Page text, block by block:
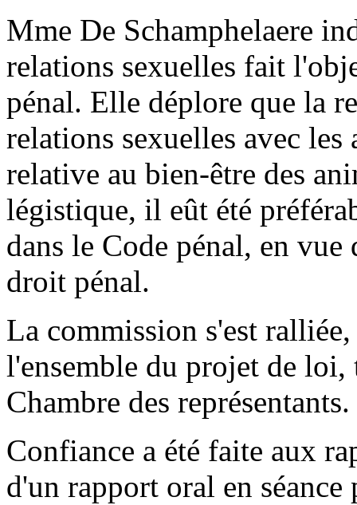
Mme De Schamphelaere
relations sexuelles fait
pénal. Elle déplore que la
relations sexuelles avec
relative au bien-être des
légistique, il eût été
dans le Code pénal, en
droit pénal.
La commission s'est
l'ensemble du projet de
Chambre des représentants.
Confiance a été faite aux
d'un rapport oral en séance